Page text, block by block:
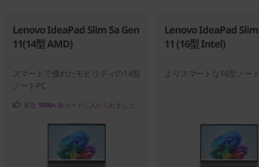
Lenovo IdeaPad Slim 5a Gen
11(14型 AMD)
スマートで優れたモビリティの14型
ノートPC
直近 1000+個カートに入れられました
Lenovo IdeaPad
11 (16型 Intel)
よりスマートな16型ノー